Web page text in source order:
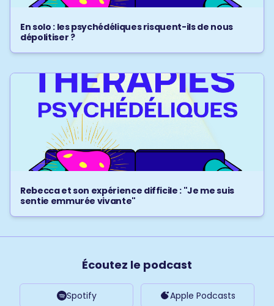
En solo : les psychédéliques risquent-ils de nous
dépolitiser ?
Rebecca et son expérience difficile : "Je me suis
sentie emmurée vivante"
Écoutez le podcast
Spotify Apple Podcasts